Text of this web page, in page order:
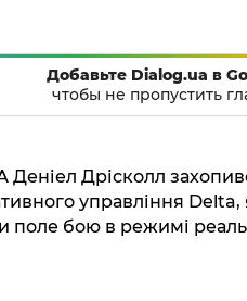
Добавьте Dialog.ua в
чтобы не пропустить
Деніел Дрісколл
управління
поле бою в режимі